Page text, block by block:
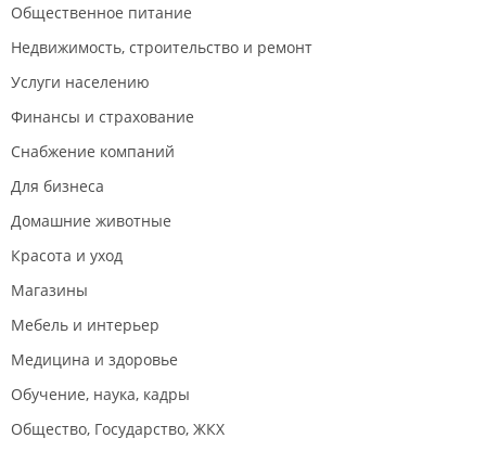
Общественное питание
Недвижимость, строительство и ремонт
Услуги населению
Финансы и страхование
Снабжение компаний
Для бизнеса
Домашние животные
Красота и уход
Магазины
Мебель и интерьер
Медицина и здоровье
Обучение, наука, кадры
Общество, Государство, ЖКХ